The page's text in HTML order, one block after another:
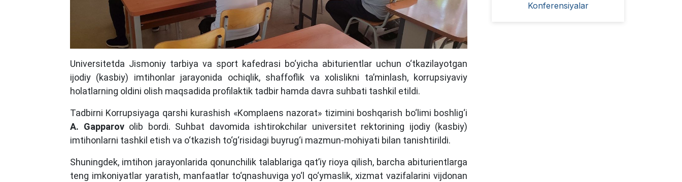
Universitetda Jismoniy tarbiya va sport kafedrasi bo‘yicha abiturientlar uchun o‘tkazilayotgan
ijodiy (kasbiy) imtihonlar jarayonida ochiqlik, shaffoflik va xolislikni ta’minlash, korrupsiyaviy
holatlarning oldini olish maqsadida profilaktik tadbir hamda davra suhbati tashkil etildi.
Tadbirni Korrupsiyaga qarshi kurashish «Komplaens nazorat» tizimini boshqarish bo‘limi boshlig‘i
A. Gapparovolib bordi. Suhbat davomida ishtirokchilar universitet rektorining ijodiy (kasbiy)
imtihonlarni tashkil etish va o‘tkazish to‘g‘risidagi buyrug‘i mazmun-mohiyati bilan tanishtirildi.
Shuningdek, imtihon jarayonlarida qonunchilik talablariga qat’iy rioya qilish, barcha abiturientlarga
teng imkoniyatlar yaratish, manfaatlar to‘qnashuviga yo‘l qo‘ymaslik, xizmat vazifalarini vijdonan
Konferensiyalar